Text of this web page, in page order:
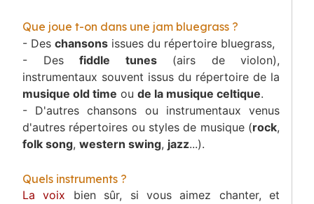
Que joue t-on dans une jam bluegrass ?
- Des chansons issues du répertoire bluegrass,
- Des fiddle tunes(airs de violon),
instrumentaux souvent issus du répertoire de la
musique old time ou de la musique celtique.
- D'autres chansons ou instrumentaux venus
d'autres répertoires ou styles de musique (rock,
folk song, western swing, jazz...).
Quels instruments ?
La voix bien sûr, si vous aimez chanter, et